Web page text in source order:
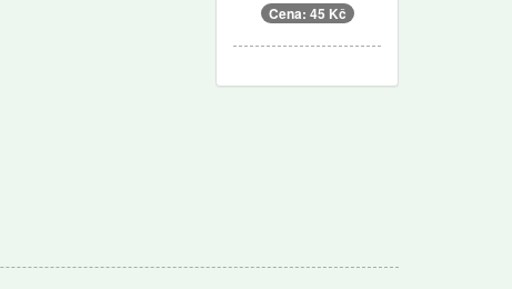
Cena: 45 Kč